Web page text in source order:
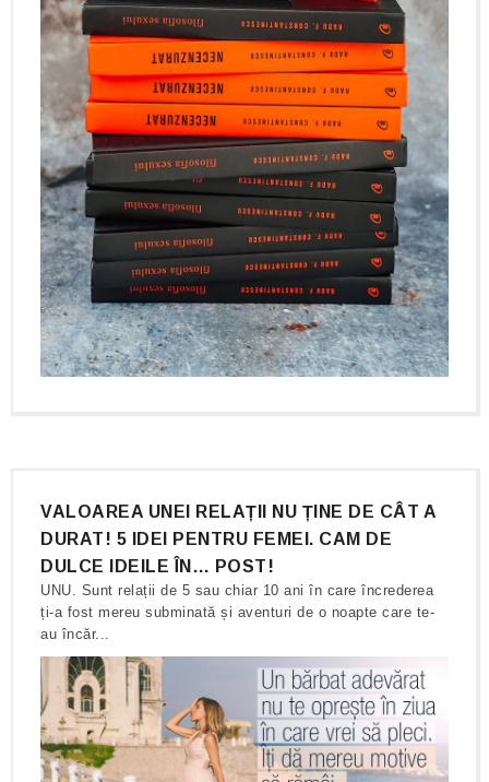
VALOAREA UNEI RELAȚII NU ȚINE DE CÂT A
DURAT! 5 IDEI PENTRU FEMEI. CAM DE
DULCE IDEILE ÎN… POST!
UNU. Sunt relații de 5 sau chiar 10 ani în care încrederea
ți-a fost mereu subminată și aventuri de o noapte care te-
au încăr...